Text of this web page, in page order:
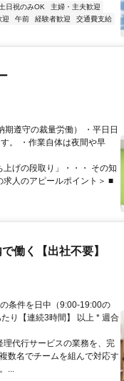
土日祝のみOK
主婦・主夫歓迎
迎 午前 経験者歓迎
交通費支給
遵守の裁量労働） ・平日日
。 ・作業自体は夜間や早
げの段取り」・・・ その知
人のアピールポイント＞ ■
働く【出社不要】
条件を日中（9:00-19:00の
り【連続3時間】 以上 * 週合
代行サービスの業務を、完
数名でチームを組んで対応す
...